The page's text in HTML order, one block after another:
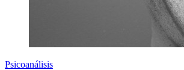
Psicoanálisis